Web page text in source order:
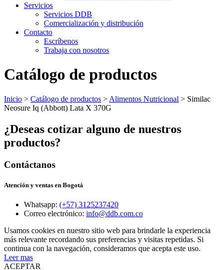
Servicios
Servicios DDB
Comercialización y distribución
Contacto
Escríbenos
Trabaja con nosotros
Catálogo de productos
Inicio > Catálogo de productos > Alimentos Nutricional > Similac
Neosure Iq (Abbott) Lata X 370G
¿Deseas cotizar alguno de nuestros
productos?
Contáctanos
Atención y ventas en Bogotá
Whatsapp: (+57) 3125237420
Correo electrónico: info@ddb.com.co
Usamos cookies en nuestro sitio web para brindarle la experiencia
más relevante recordando sus preferencias y visitas repetidas. Si
continua con la navegación, consideramos que acepta este uso.
Leer mas
ACEPTAR